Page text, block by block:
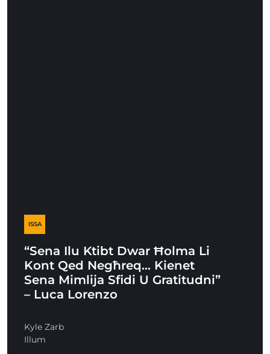
ISSA
“Sena Ilu Ktibt Dwar Ħolma Li
Kont Qed Negħreq… Kienet
Sena Mimlija Sfidi U Gratitudni”
– Luca Lorenzo
Kyle Zarb
Illum